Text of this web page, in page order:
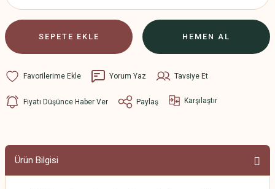
SEPETE EKLE HEMEN AL
Yorum Yaz Tavsiye Et
Fiyatı Düşünce Haber Ver Paylaş Karşılaştır
Ürün Bilgisi